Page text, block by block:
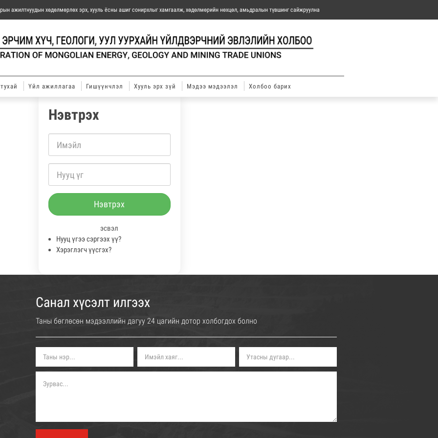
ажилтнуудын хөдөлмөрлөх эрх, хууль ёсны ашиг сонирхлыг хамгаалж, хөдөлмөрийн нөхцөл, амьдралын түвшинг сайжруулна
Үйл ажиллагаа Гишүүнчлэл Хууль эрх зүй Мэдээ мэдээлэл Холбоо барих
Нэвтрэх
Нэвтрэх
эсвэл
Нууц үгээ сэргээх үү?
Хэрэглэгч үүсгэх?
Санал хүсэлт илгээх
Таны бөглөсөн мэдээллийн дагуу 24 цагийн дотор холбогдох болно